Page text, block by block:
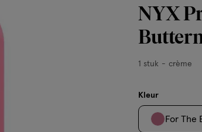
NYX
1
crème
1 stuk crème
Kleur
For The